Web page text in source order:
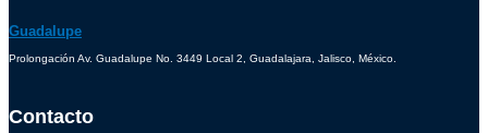
Guadalupe
Prolongación Av. Guadalupe No. 3449 Local 2, Guadalajara, Jalisco, México.
Contacto